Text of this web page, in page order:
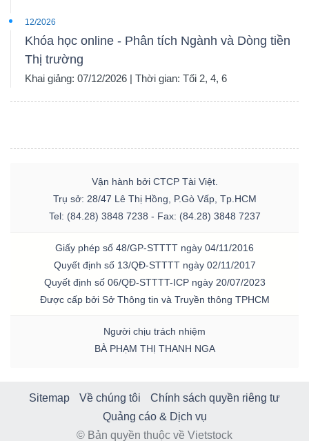
12/2026
Khóa học online - Phân tích Ngành và Dòng tiền
Thị trường
Khai giảng: 07/12/2026 | Thời gian: Tối 2, 4, 6
Vận hành bởi CTCP Tài Việt.
Trụ sở: 28/47 Lê Thị Hồng, P.Gò Vấp, Tp.HCM
Tel: (84.28) 3848 7238 - Fax: (84.28) 3848 7237
Giấy phép số 48/GP-STTTT ngày 04/11/2016
Quyết định số 13/QĐ-STTTT ngày 02/11/2017
Quyết định số 06/QĐ-STTTT-ICP ngày 20/07/2023
Được cấp bởi Sở Thông tin và Truyền thông TPHCM
Người chịu trách nhiệm
BÀ PHẠM THỊ THANH NGA
Sitemap Về chúng tôi
Chính sách quyền riêng tư
Quảng cáo & Dịch vụ
© Bản quyền thuộc về Vietstock